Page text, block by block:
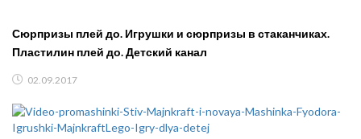
Сюрпризы плей до. Игрушки и сюрпризы в стаканчиках.
Пластилин плей до. Детский канал
02.09.2017